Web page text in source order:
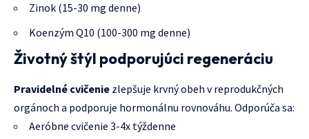
Zinok (15-30 mg denne)
Koenzým Q10 (100-300 mg denne)
Životný štýl podporujúci regeneráciu
Pravidelné cvičenie zlepšuje krvný obeh v reprodukčných
orgánoch a podporuje hormonálnu rovnováhu. Odporúča sa:
Aeróbne cvičenie 3-4x týždenne